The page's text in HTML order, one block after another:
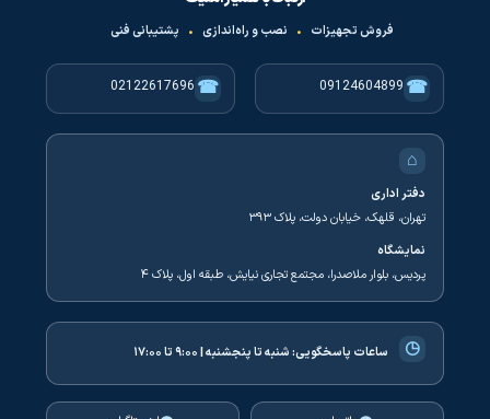
فروش تجهیزات • نصب و راه‌اندازی • پشتیبانی فنی
☎
09124604899
☎
02122617696
⌂
دفتر اداری
تهران، قلهک، خیابان دولت، پلاک ۳۹۳
نمایشگاه
پردیس، بلوار ملاصدرا، مجتمع تجاری نیایش، طبقه اول، پلاک ۴
◷ ساعات پاسخگویی:شنبه تا پنجشنبه | ۹:۰۰ تا ۱۷:۰۰